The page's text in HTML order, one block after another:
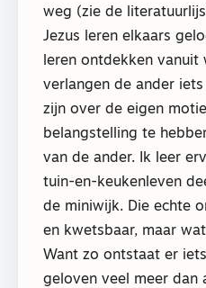
weg (zie de
Jezus leren elkaars
leren ontdekken
verlangen de ander
zijn over de eigen
belangstelling te
van de ander. Ik leer
tuin-en-keukenleven
de miniwijk. Die echte
en kwetsbaar, maar
Want zo ontstaat er
geloven veel meer dan